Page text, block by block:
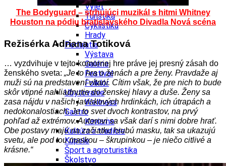
Výlet
Turistika
Cyklistika
Hrady
Podujatia
Výstava
Galéria
Festival
Folklór
Ubytovanie
Wellness
Gastro
Kaviarne
Kultúra a tradície
Kúpele
Šport a agroturistika
Školstvo
The Bodyguard – strhujúci muzikál s hitmi Whitney
Houston na pódiu bratislavského Divadla Nová scéna
Režisérka Adriana Totiková
… vyzdvihuje v tejto komornej hre práve jej presný zásah do
ženského sveta: „Je to hra o ženách a pre ženy. Pravdaže aj
muži sú na predstavení vítaní. Cítim však, že pre nich to bude
skôr vtipné nahliadnutie do ženskej hlavy a duše. Ženy sa
zasa nájdu v našich javiskových hrdinkách, ich útrapách a
nedokonalostiach. Je to svet dvoch kontrastov, na prvý
pohľad až extrémov. Autorovi sa však darí s nimi dobre hrať.
Obe postavy majú na začiatku hrubú masku, tak sa ukazujú
svetu, ale pod tou maskou – škrupinkou – je niečo citlivé a
krásne.“